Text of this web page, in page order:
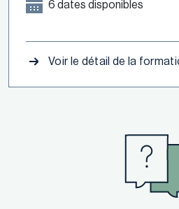
6 dates disponibles
Voir le détail de la